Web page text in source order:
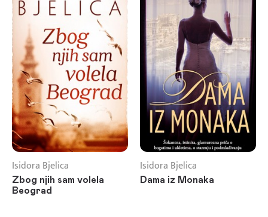
Isidora Bjelica
Zbog njih sam volela
Beograd
Isidora Bjelica
Dama iz Monaka